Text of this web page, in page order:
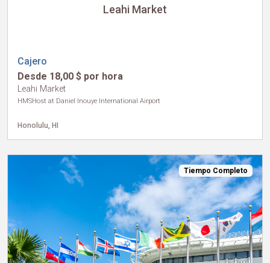
Leahi Market
Cajero
Desde 18,00 $ por hora
Leahi Market
HMSHost at Daniel Inouye International Airport
Honolulu, HI
Tiempo Completo